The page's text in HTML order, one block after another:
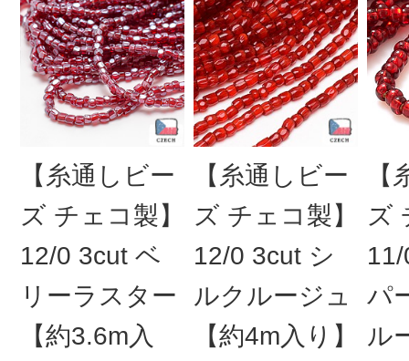
【糸通しビー
ズ チェコ製】
12/0 3cut ベ
リーラスター
【約3.6m入
【糸通しビー
ズ チェコ製】
12/0 3cut シ
ルクルージュ
【約4m入り】
ズ
パ
ル